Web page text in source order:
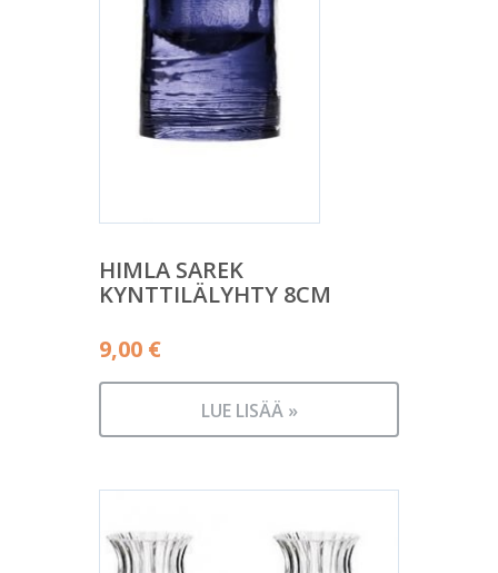
HIMLA SAREK
KYNTTILÄLYHTY 8CM
9,00 €
LUE LISÄÄ »